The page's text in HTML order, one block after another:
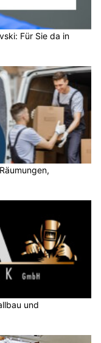
Für Sie da in
und